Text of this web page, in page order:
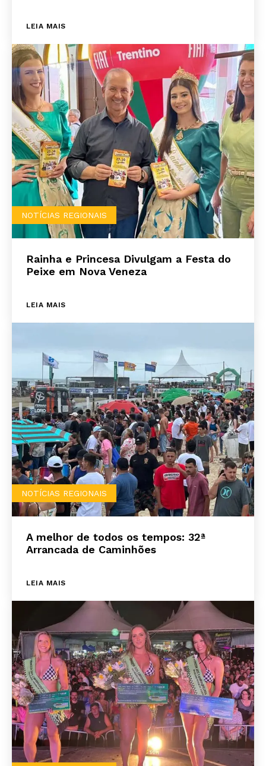
LEIA MAIS
NOTÍCIAS REGIONAIS
Rainha e Princesa Divulgam a Festa do
Peixe em Nova Veneza
LEIA MAIS
NOTÍCIAS REGIONAIS
A melhor de todos os tempos: 32ª
Arrancada de Caminhões
LEIA MAIS